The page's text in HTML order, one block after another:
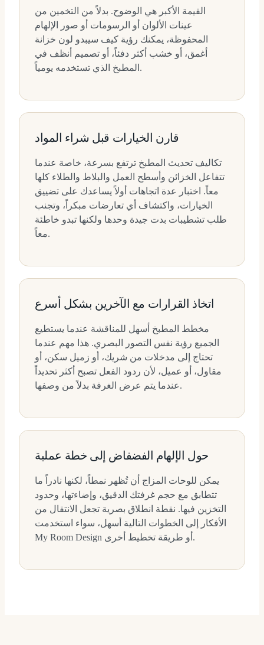
القيمة الأكبر هي الوضوح. بدلاً من التخمين من
عينات الألوان أو الرسومات أو صور الإلهام
المحفوظة، يمكنك رؤية كيف سيبدو لون خزانة
أغمق، أو خشب أكثر دفئاً، أو تصميم أنظف في
المطبخ الذي تستخدمه يومياً.
قارن الخيارات قبل شراء المواد
تكاليف تحديث المطبخ ترتفع بسرعة، خاصة عندما
تتفاعل الخزائن وأسطح العمل والبلاط والطلاء كلها
معاً. اختبار عدة اتجاهات أولاً يساعدك على تضييق
الخيارات، واكتشاف أي تعارضات مبكراً، وتجنب
طلب تشطيبات بدت جيدة وحدها ولكنها تبدو خاطئة
معاً.
اتخاذ القرارات مع الآخرين بشكل أسرع
مخطط المطبخ أسهل للمناقشة عندما يستطيع
الجميع رؤية نفس التصور البصري. هذا مهم عندما
تحتاج إلى مدخلات من شريك، أو زميل سكن، أو
مقاول، أو عميل، لأن ردود الفعل تصبح أكثر تحديداً
عندما يتم عرض الغرفة بدلاً من وصفها.
حول الإلهام الفضفاض إلى خطة عملية
يمكن للوحات المزاج أن تُظهر نمطاً، لكنها نادراً ما
تتطابق مع حجم غرفتك الدقيق، وإضاءتها، وحدود
التخزين فيها. نقطة انطلاق بصرية تجعل الانتقال من
الأفكار إلى الخطوات التالية أسهل، سواء استخدمت
My Room Design أو طريقة تخطيط أخرى.